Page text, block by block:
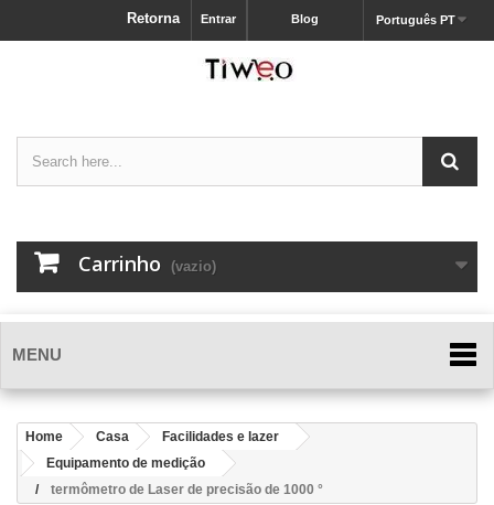
Português PT
Blog
Entrar
Retorna
Carrinho (vazio)
MENU
Home Casa
Facilidades e lazer
Equipamento de medição
termômetro de Laser de precisão de 1000 °